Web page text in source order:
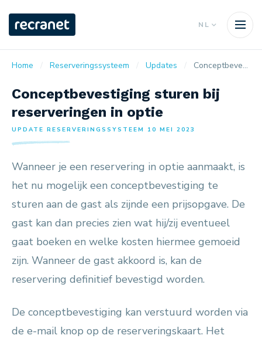
NL
Home Reserveringssysteem Updates Conceptbevestiging sturen bij reserveringen in optie
Conceptbevestiging sturen bij
reserveringen in optie
UPDATE RESERVERINGSSYSTEEM 10 MEI 2023
Wanneer je een reservering in optie aanmaakt, is
het nu mogelijk een conceptbevestiging te
sturen aan de gast als zijnde een prijsopgave. De
gast kan dan precies zien wat hij/zij eventueel
gaat boeken en welke kosten hiermee gemoeid
zijn. Wanneer de gast akkoord is, kan de
reservering definitief bevestigd worden.
De conceptbevestiging kan verstuurd worden via
de e-mail knop op de reserveringskaart. Het